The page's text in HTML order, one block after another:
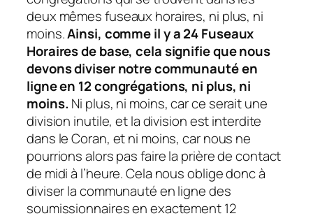
deux mêmes fuseaux horaires, ni plus, ni
moins.Ainsi, comme il y a 24 Fuseaux
Horaires de base, cela signifie que nous
devons diviser notre communauté en
ligne en 12 congrégations, ni plus, ni
moins. Ni plus, ni moins, car ce serait une
division inutile, et la division est interdite
dans le Coran, et ni moins, car nous ne
pourrions alors pas faire la prière de contact
de midi à l’heure. Cela nous oblige donc à
diviser la communauté en ligne des
soumissionnaires en exactement 12